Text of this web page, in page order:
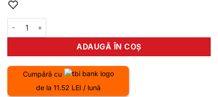
Cantitate Ochelari de protectie IXS Storm Spider green-
ADAUGĂ ÎN COȘ
Cumpără cu
de la 11.52 LEI / lună